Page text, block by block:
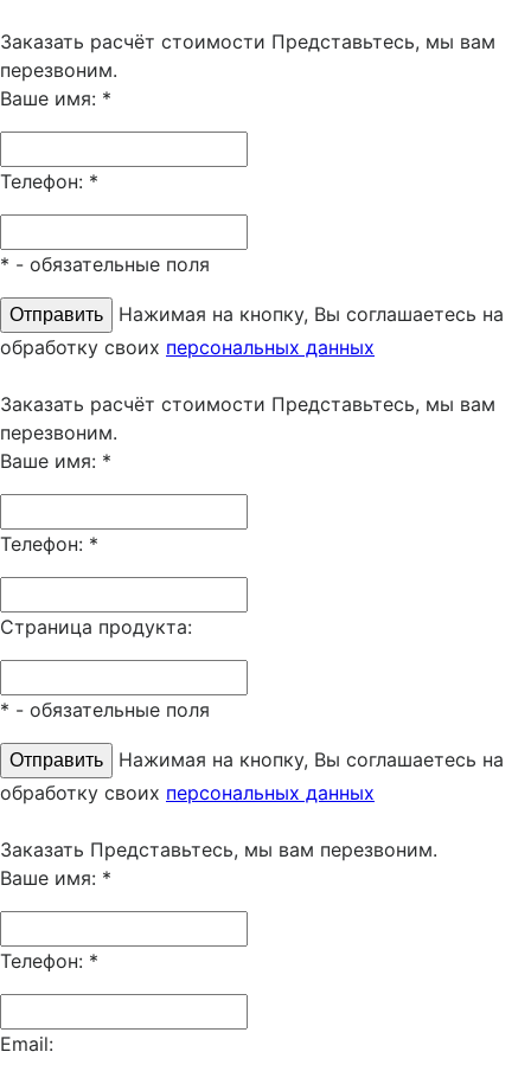
Заказать расчёт стоимости Представьтесь, мы вам
перезвоним.
Ваше имя: *
Телефон: *
* - обязательные поля
Нажимая на кнопку, Вы соглашаетесь на
обработку своих персональных данных
Заказать расчёт стоимости Представьтесь, мы вам
перезвоним.
Ваше имя: *
Телефон: *
Страница продукта:
* - обязательные поля
Нажимая на кнопку, Вы соглашаетесь на
обработку своих персональных данных
Заказать Представьтесь, мы вам перезвоним.
Ваше имя: *
Телефон: *
Email: